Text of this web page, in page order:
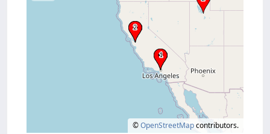
©OpenStreetMapcontributors.